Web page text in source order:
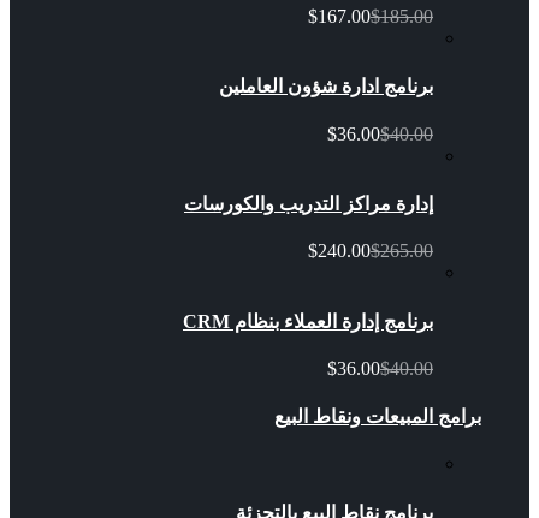
$167.00$185.00
برنامج ادارة شؤون العاملين
$36.00$40.00
إدارة مراكز التدريب والكورسات
$240.00$265.00
برنامج إدارة العملاء بنظام CRM
$36.00$40.00
برامج المبيعات ونقاط البيع
برنامج نقاط البيع بالتجزئة